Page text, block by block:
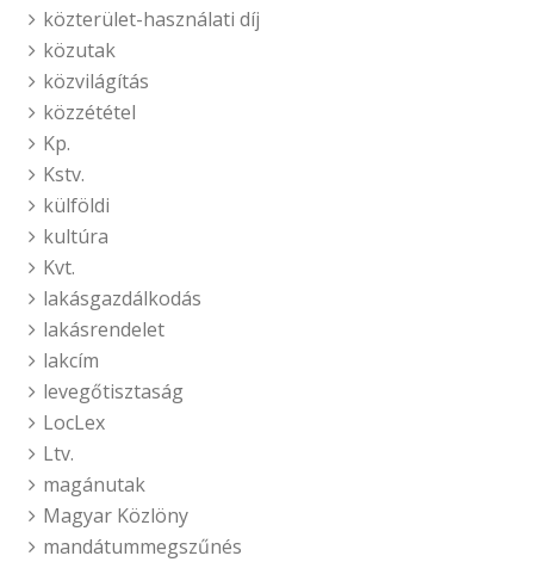
közterület-használati díj
közutak
közvilágítás
közzététel
Kp.
Kstv.
külföldi
kultúra
Kvt.
lakásgazdálkodás
lakásrendelet
lakcím
levegőtisztaság
LocLex
Ltv.
magánutak
Magyar Közlöny
mandátummegszűnés